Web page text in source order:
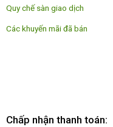
Quy chế sàn giao dịch
Các khuyến mãi đã bán
Chấp nhận thanh toán: